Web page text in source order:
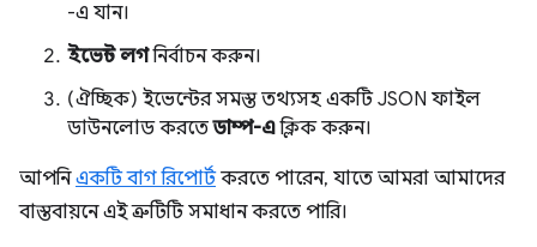
-এ যান।
ইভেন্ট লগনির্বাচন করুন।
(ঐচ্ছিক) ইভেন্টের সমস্ত তথ্যসহ একটি JSON ফাইল
ডাউনলোড করতেডাম্প-এক্লিক করুন।
আপনিএকটি বাগ রিপোর্টকরতে পারেন, যাতে আমরা আমাদের
বাস্তবায়নে এই ত্রুটিটি সমাধান করতে পারি।